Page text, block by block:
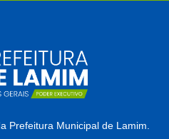
Prefeitura Municipal de Lamim.